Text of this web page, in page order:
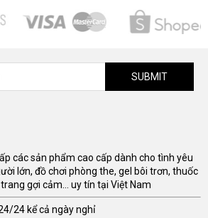
SUBMIT
các sản phẩm cao cấp dành cho tình yêu
lớn, đồ chơi phòng the, gel bôi trơn, thuốc
gợi cảm... uy tín tại Việt Nam
24 kể cả ngày nghỉ